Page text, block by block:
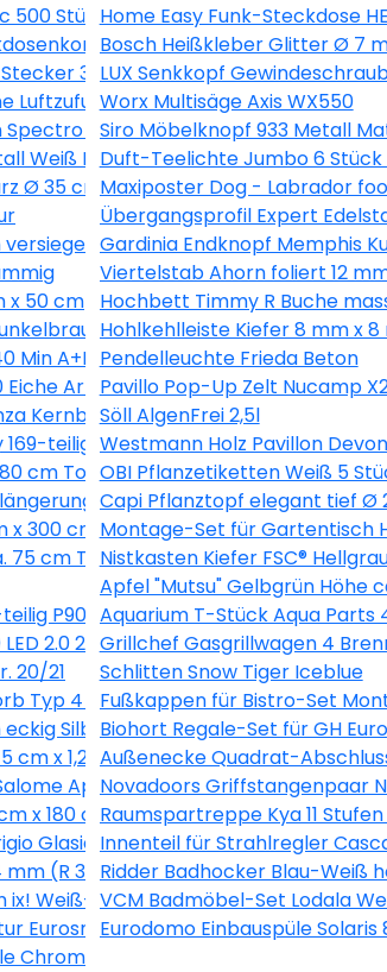
500 StückHome Easy Funk-Steckdose
Nautic Senkrecht
Bosch Heißkleber Glitter Ø 7
3 m Schwarz
LUX Senkkopf
Länge 200-250 cm, Ø80 mm
Worx Multisäge Axis WX550
Silber
Siro Möbelknopf 933 Metall
Weiß EEK: A+Duft-Teelichte Jumbo 6
Ø 35 cmMaxiposter Dog - Labrador
Übergangsprofil Expert
39 mm x 19 mm x Länge 2500
Gardinia Endknopf Memphis
Viertelstab Ahorn foliert 12
x 50 cm
Hochbett Timmy R Buche
200 cm breit
Hohlkehlleiste Kiefer 8 mm x
Min A+B 0,5 kgPendelleuchte Frieda Beton
Artdéco Landhausdiele V-Fuge
Pavillo Pop-Up Zelt Nucamp
Kernbuche 260 l
Söll AlgenFrei 2,5l
teilig Westmann Holz Pavillon
cm Topf ca. 2 l Pyracantha
OBI Pflanzetiketten Weiß 5
Capi Pflanztopf elegant tief Ø
x 300 cm AnthrazitMontage-Set für Gartentisch
75 cm Topf ca. 2,25 l Clematis
Nistkasten Kiefer FSC®
Apfel "Mutsu" Gelbgrün Höhe
P90211Aquarium T-Stück Aqua Parts
2.0 224 l Esche-Weiß
Grillchef Gasgrillwagen 4
20/21
Schlitten Snow Tiger Iceblue
Typ 4 60 x 100 x 40 cm Maschenw 5 x
Fußkappen für Bistro-Set
eckig Silber-Montpellier
Biohort Regale-Set für GH
cm x 1,2 cmAußenecke Quadrat-
Apricot (SL723 C)
Novadoors Griffstangenpaar
x 180 cm Graulasiert
Raumspartreppe Kya 11
Glasiert 30 cm x 60 cm
Innenteil für Strahlregler
(R 3/4) Rotguss
Ridder Badhocker Blau-Weiß
Weiß-EscheVCM Badmöbel-Set Lodala
Eurosmart CE Chrom
Eurodomo Einbauspüle
Chrom-Schwarz